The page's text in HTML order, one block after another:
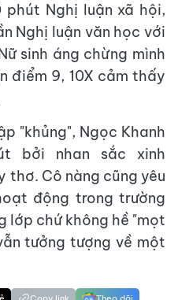
Nghị luận xã hội,
Nghị luận văn học với
sinh áng chừng mình
điểm 9, 10X cảm thấy
"khủng", Ngọc Khanh
bởi nhan sắc xinh
thơ. Cô nàng cũng yêu
động trong trường
lớp chứ không hề "mọt
tưởng tượng về một